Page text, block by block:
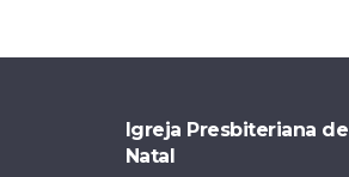
Igreja Presbiteriana de
Natal